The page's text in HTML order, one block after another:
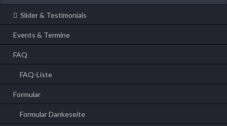
Slider & Testimonials
Events & Termine
FAQ
FAQ-Liste
Formular
Formular Dankeseite